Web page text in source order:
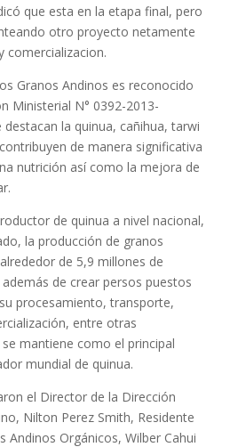
que esta en la etapa final, pero
otro proyecto netamente
comercializacion.
Granos Andinos es reconocido
Ministerial N° 0392-2013-
destacan la quinua, cañihua, tarwi
de manera significativa
nutrición así como la mejora de
de quinua a nivel nacional,
la producción de granos
de 5,9 millones de
de crear persos puestos
procesamiento, transporte,
entre otras
mantiene como el principal
mundial de quinua.
el Director de la Dirección
Nilton Perez Smith, Residente
Andinos Orgánicos, Wilber Cahui